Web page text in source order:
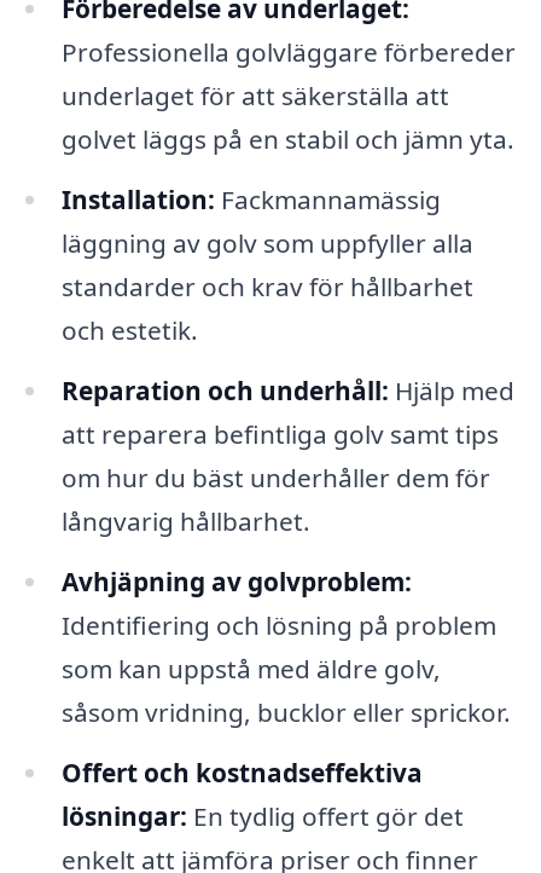
Förberedelse av underlaget:
Professionella golvläggare förbereder
underlaget för att säkerställa att
golvet läggs på en stabil och jämn yta.
Installation: Fackmannamässig
läggning av golv som uppfyller alla
standarder och krav för hållbarhet
och estetik.
Reparation och underhåll: Hjälp med
att reparera befintliga golv samt tips
om hur du bäst underhåller dem för
långvarig hållbarhet.
Avhjäpning av golvproblem:
Identifiering och lösning på problem
som kan uppstå med äldre golv,
såsom vridning, bucklor eller sprickor.
Offert och kostnadseffektiva
lösningar: En tydlig offert gör det
enkelt att jämföra priser och finner